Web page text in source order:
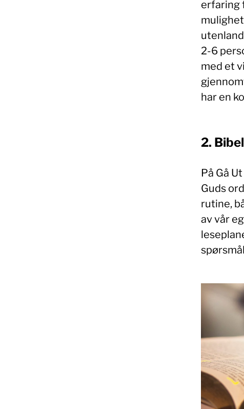
erfaring
2-6
med et
har en
2.
På Gå
Guds
rutine,
av vår